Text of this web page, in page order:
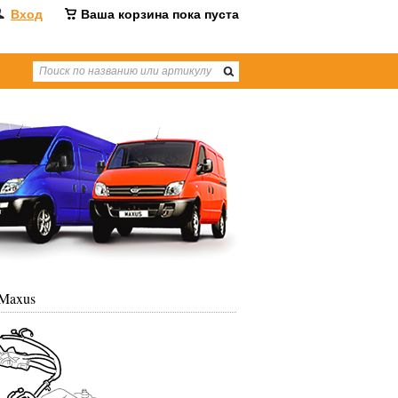
Вход Ваша корзина пока пуста